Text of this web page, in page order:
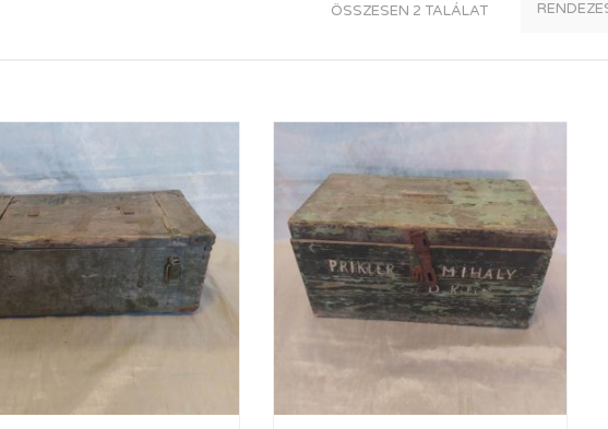
ÖSSZESEN 2 TALÁLAT